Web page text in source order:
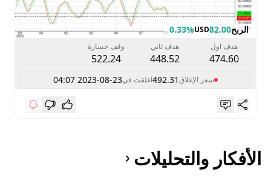
الربح82.00
USD
0.33%
هدف اول
474.60
هدف ثاني
448.52
وقف خسارة
522.24
سعر الإغلاق492.31اغلقت في2023-08-23 04:07
الأفكار والتحليلات